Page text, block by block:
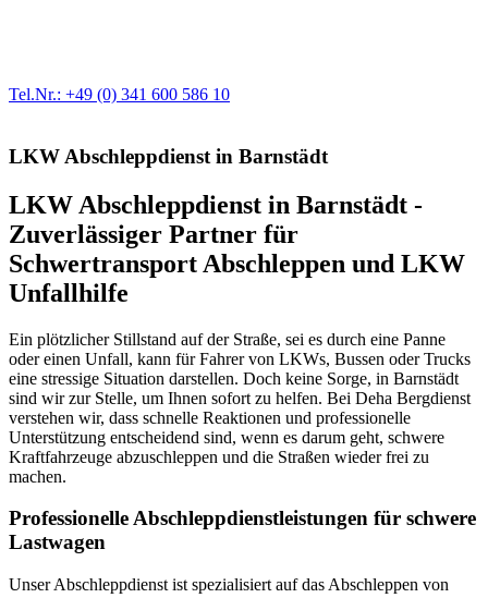
Tel.Nr.: +49 (0) 341 600 586 10
LKW Abschleppdienst in Barnstädt
LKW Abschleppdienst in Barnstädt -
Zuverlässiger Partner für
Schwertransport Abschleppen und LKW
Unfallhilfe
Ein plötzlicher Stillstand auf der Straße, sei es durch eine Panne
oder einen Unfall, kann für Fahrer von LKWs, Bussen oder Trucks
eine stressige Situation darstellen. Doch keine Sorge, in Barnstädt
sind wir zur Stelle, um Ihnen sofort zu helfen. Bei Deha Bergdienst
verstehen wir, dass schnelle Reaktionen und professionelle
Unterstützung entscheidend sind, wenn es darum geht, schwere
Kraftfahrzeuge abzuschleppen und die Straßen wieder frei zu
machen.
Professionelle Abschleppdienstleistungen für schwere
Lastwagen
Unser Abschleppdienst ist spezialisiert auf das Abschleppen von